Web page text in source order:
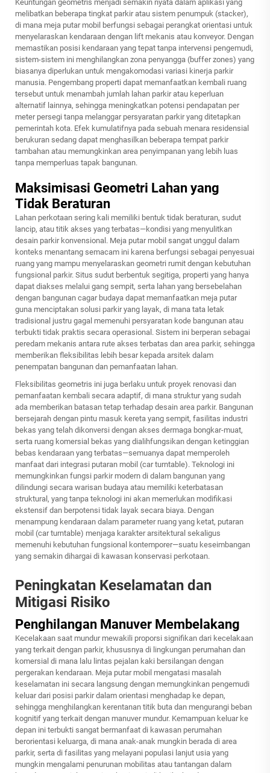
Keuntungan geometris menjadi semakin nyata dalam aplikasi yang
melibatkan beberapa tingkat parkir atau sistem penumpuk (stacker),
di mana meja putar mobil berfungsi sebagai perangkat orientasi untuk
menyelaraskan kendaraan dengan lift mekanis atau konveyor. Dengan
memastikan posisi kendaraan yang tepat tanpa intervensi pengemudi,
sistem-sistem ini menghilangkan zona penyangga (buffer zones) yang
biasanya diperlukan untuk mengakomodasi variasi kinerja parkir
manusia. Pengembang properti dapat memanfaatkan kembali ruang
tersebut untuk menambah jumlah lahan parkir atau keperluan
alternatif lainnya, sehingga meningkatkan potensi pendapatan per
meter persegi tanpa melanggar persyaratan parkir yang ditetapkan
pemerintah kota. Efek kumulatifnya pada sebuah menara residensial
berukuran sedang dapat menghasilkan beberapa tempat parkir
tambahan atau memungkinkan area penyimpanan yang lebih luas
tanpa memperluas tapak bangunan.
Maksimisasi Geometri Lahan yang
Tidak Beraturan
Lahan perkotaan sering kali memiliki bentuk tidak beraturan, sudut
lancip, atau titik akses yang terbatas—kondisi yang menyulitkan
desain parkir konvensional. Meja putar mobil sangat unggul dalam
konteks menantang semacam ini karena berfungsi sebagai penyesuai
ruang yang mampu menyelaraskan geometri rumit dengan kebutuhan
fungsional parkir. Situs sudut berbentuk segitiga, properti yang hanya
dapat diakses melalui gang sempit, serta lahan yang bersebelahan
dengan bangunan cagar budaya dapat memanfaatkan meja putar
guna menciptakan solusi parkir yang layak, di mana tata letak
tradisional justru gagal memenuhi persyaratan kode bangunan atau
terbukti tidak praktis secara operasional. Sistem ini berperan sebagai
peredam mekanis antara rute akses terbatas dan area parkir, sehingga
memberikan fleksibilitas lebih besar kepada arsitek dalam
penempatan bangunan dan pemanfaatan lahan.
Fleksibilitas geometris ini juga berlaku untuk proyek renovasi dan
pemanfaatan kembali secara adaptif, di mana struktur yang sudah
ada memberikan batasan tetap terhadap desain area parkir. Bangunan
bersejarah dengan pintu masuk kereta yang sempit, fasilitas industri
bekas yang telah dikonversi dengan akses dermaga bongkar-muat,
serta ruang komersial bekas yang dialihfungsikan dengan ketinggian
bebas kendaraan yang terbatas—semuanya dapat memperoleh
manfaat dari integrasi putaran mobil (car turntable). Teknologi ini
memungkinkan fungsi parkir modern di dalam bangunan yang
dilindungi secara warisan budaya atau memiliki keterbatasan
struktural, yang tanpa teknologi ini akan memerlukan modifikasi
ekstensif dan berpotensi tidak layak secara biaya. Dengan
menampung kendaraan dalam parameter ruang yang ketat, putaran
mobil (car turntable) menjaga karakter arsitektural sekaligus
memenuhi kebutuhan fungsional kontemporer—suatu keseimbangan
yang semakin dihargai di kawasan konservasi perkotaan.
Peningkatan Keselamatan dan
Mitigasi Risiko
Penghilangan Manuver Membelakang
Kecelakaan saat mundur mewakili proporsi signifikan dari kecelakaan
yang terkait dengan parkir, khususnya di lingkungan perumahan dan
komersial di mana lalu lintas pejalan kaki bersilangan dengan
pergerakan kendaraan. Meja putar mobil mengatasi masalah
keselamatan ini secara langsung dengan memungkinkan pengemudi
keluar dari posisi parkir dalam orientasi menghadap ke depan,
sehingga menghilangkan kerentanan titik buta dan mengurangi beban
kognitif yang terkait dengan manuver mundur. Kemampuan keluar ke
depan ini terbukti sangat bermanfaat di kawasan perumahan
berorientasi keluarga, di mana anak-anak mungkin berada di area
parkir, serta di fasilitas yang melayani populasi lanjut usia yang
mungkin mengalami penurunan mobilitas atau tantangan dalam